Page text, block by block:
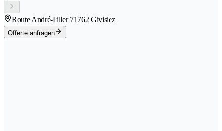
Route André-Piller 71762 Givisiez
Offerte anfragen